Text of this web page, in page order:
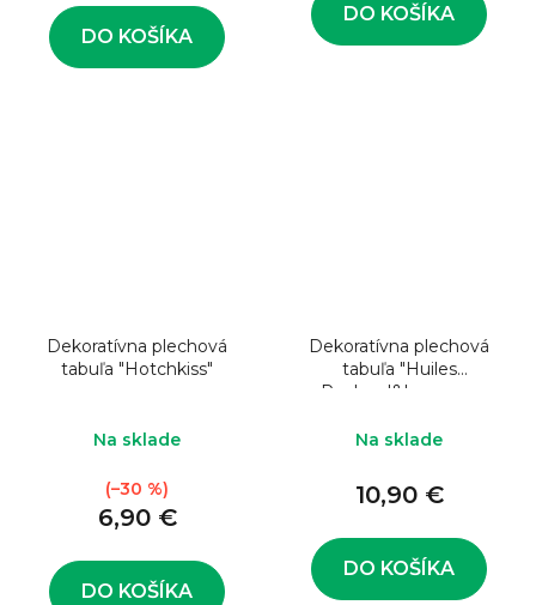
DO KOŠÍKA
DO KOŠÍKA
Dekoratívna plechová
tabuľa "Hotchkiss"
Na sklade
6,90 €
(–30 %)
DO KOŠÍKA
Dekoratívna plechová
tabuľa "Huiles
Panhard&Levassor
Na sklade
10,90 €
DO KOŠÍKA